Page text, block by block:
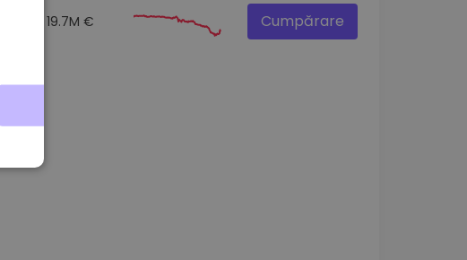
19.7M € Cumpărare